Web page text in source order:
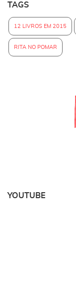
TAGS
12 LIVROS EM 2015
RITA NO POMAR
YOUTUBE